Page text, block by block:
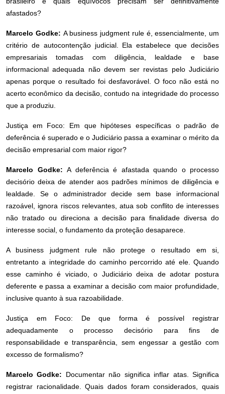
afastados?
Marcelo Godke: A business judgment rule é, essencialmente, um
critério de autocontenção judicial. Ela estabelece que decisões
empresariais tomadas com diligência, lealdade e base
informacional adequada não devem ser revistas pelo Judiciário
apenas porque o resultado foi desfavorável. O foco não está no
acerto econômico da decisão, contudo na integridade do processo
que a produziu.
Justiça em Foco: Em que hipóteses específicas o padrão de
deferência é superado e o Judiciário passa a examinar o mérito da
decisão empresarial com maior rigor?
Marcelo Godke: A deferência é afastada quando o processo
decisório deixa de atender aos padrões mínimos de diligência e
lealdade. Se o administrador decide sem base informacional
razoável, ignora riscos relevantes, atua sob conflito de interesses
não tratado ou direciona a decisão para finalidade diversa do
interesse social, o fundamento da proteção desaparece.
A business judgment rule não protege o resultado em si,
entretanto a integridade do caminho percorrido até ele. Quando
esse caminho é viciado, o Judiciário deixa de adotar postura
deferente e passa a examinar a decisão com maior profundidade,
inclusive quanto à sua razoabilidade.
Justiça em Foco: De que forma é possível registrar
adequadamente o processo decisório para fins de
responsabilidade e transparência, sem engessar a gestão com
excesso de formalismo?
Marcelo Godke: Documentar não significa inflar atas. Significa
registrar racionalidade. Quais dados foram considerados, quais